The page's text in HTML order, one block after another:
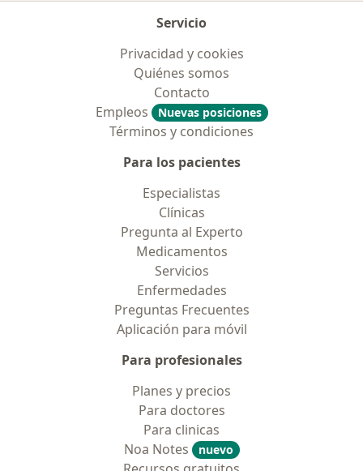
Servicio
Privacidad y cookies
Quiénes somos
Contacto
Empleos
Nuevas posiciones
Términos y condiciones
Para los pacientes
Especialistas
Clínicas
Pregunta al Experto
Medicamentos
Servicios
Enfermedades
Preguntas Frecuentes
Aplicación para móvil
Para profesionales
Planes y precios
Para doctores
Para clinicas
Noa Notes
nuevo